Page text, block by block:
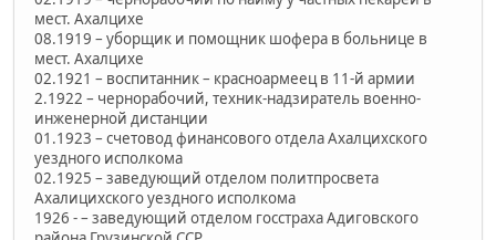
мест. Ахалцихе
08.1919 – уборщик и помощник шофера в больнице в
мест. Ахалцихе
02.1921 – воспитанник – красноармеец в 11-й армии
2.1922 – чернорабочий, техник-надзиратель военно-
инженерной дистанции
01.1923 – счетовод финансового отдела Ахалцихского
уездного исполкома
02.1925 – заведующий отделом политпросвета
Ахалицихского уездного исполкома
1926 - – заведующий отделом госстраха Адиговского